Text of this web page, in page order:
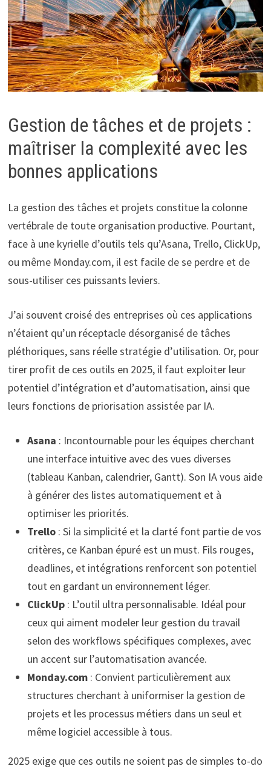
Gestion de tâches et de projets :
maîtriser la complexité avec les
bonnes applications
La gestion des tâches et projets constitue la colonne
vertébrale de toute organisation productive. Pourtant,
face à une kyrielle d’outils tels qu’Asana, Trello, ClickUp,
ou même Monday.com, il est facile de se perdre et de
sous-utiliser ces puissants leviers.
J’ai souvent croisé des entreprises où ces applications
n’étaient qu’un réceptacle désorganisé de tâches
pléthoriques, sans réelle stratégie d’utilisation. Or, pour
tirer profit de ces outils en 2025, il faut exploiter leur
potentiel d’intégration et d’automatisation, ainsi que
leurs fonctions de priorisation assistée par IA.
Asana : Incontournable pour les équipes cherchant
une interface intuitive avec des vues diverses
(tableau Kanban, calendrier, Gantt). Son IA vous aide
à générer des listes automatiquement et à
optimiser les priorités.
Trello: Si la simplicité et la clarté font partie de vos
critères, ce Kanban épuré est un must. Fils rouges,
deadlines, et intégrations renforcent son potentiel
tout en gardant un environnement léger.
ClickUp: L’outil ultra personnalisable. Idéal pour
ceux qui aiment modeler leur gestion du travail
selon des workflows spécifiques complexes, avec
un accent sur l’automatisation avancée.
Monday.com: Convient particulièrement aux
structures cherchant à uniformiser la gestion de
projets et les processus métiers dans un seul et
même logiciel accessible à tous.
2025 exige que ces outils ne soient pas de simples to-do